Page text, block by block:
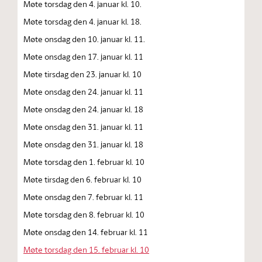
Møte torsdag den 4. januar kl. 10.
Møte torsdag den 4. januar kl. 18.
Møte onsdag den 10. januar kl. 11.
Møte onsdag den 17. januar kl. 11
Møte tirsdag den 23. januar kl. 10
Møte onsdag den 24. januar kl. 11
Møte onsdag den 24. januar kl. 18
Møte onsdag den 31. januar kl. 11
Møte onsdag den 31. januar kl. 18
Møte torsdag den 1. februar kl. 10
Møte tirsdag den 6. februar kl. 10
Møte onsdag den 7. februar kl. 11
Møte torsdag den 8. februar kl. 10
Møte onsdag den 14. februar kl. 11
Møte torsdag den 15. februar kl. 10